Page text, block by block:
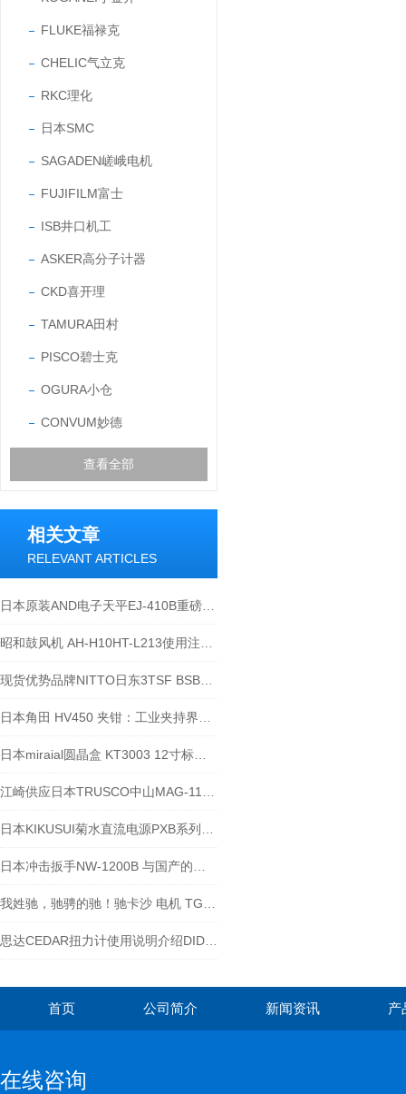
FLUKE福禄克
CHELIC气立克
RKC理化
日本SMC
SAGADEN嵯峨电机
FUJIFILM富士
ISB井口机工
ASKER高分子计器
CKD喜开理
TAMURA田村
PISCO碧士克
OGURA小仓
CONVUM妙德
查看全部
相关文章
RELEVANT ARTICLES
首页 公司简介 新闻资讯 产
在线咨询